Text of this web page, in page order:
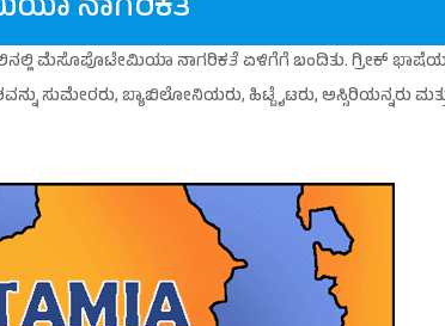
ಮೆಸೊಪೊಟೇಮಿಯಾ ನಾಗರಿಕತೆ ಏಳಿಗೆಗೆ ಬಂದಿತು. ಗ್ರೀಕ್
ಸುಮೇರರು, ಬ್ಯಾಬಿಲೋನಿಯರು, ಹಿಟ್ಟೈಟರು, ಅಸ್ಸಿರಿಯನ್ನರು